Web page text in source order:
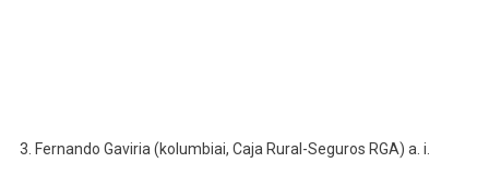
3. Fernando Gaviria (kolumbiai, Caja Rural-Seguros RGA) a. i.